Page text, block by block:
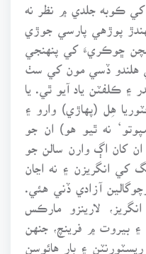
کي ڪوبه جلدي ۾ نظر نه
پوڙهي پارسي جوڙي
ڇوڪريءَ کي پنهنجي
هلندو ڏسي مون کي سٺ
۽ ڪلفٽن ياد آيو ٿي. يا
هِل (پهاڙي) وارو ۽
نه ٿيو هو) ان جو
جو علائقو 1970ع يا ان کان اڳ وارن سالن جو
کي انگريزن ۽ نه اڃان
آزادي ڏني هئي.
لارينزو مارڪس
۽ بيروت ۾ فرينچ، جنهن
۽ بار هائوسن